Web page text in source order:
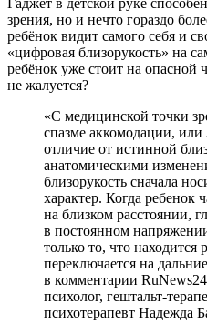
зрения, но и нечто гораздо
ребёнок видит самого себя и
«цифровая близорукость» на
ребёнок уже стоит на опасной
не жалуется?
«С медицинской точки
спазме аккомодации,
отличие от истинной
анатомическими
близорукость сначала
характер. Когда ребенок
на близком расстоянии,
в постоянном
только то, что находится
переключается на
в комментарии
психолог, гештальт-
психотерапевт Надежда